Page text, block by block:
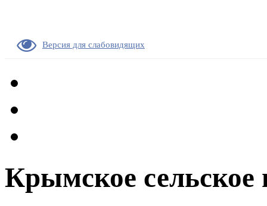
Версия для слабовидящих
Крымское сельское